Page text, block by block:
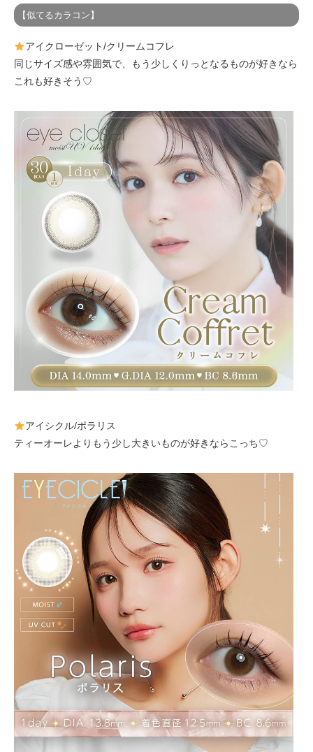
【似てるカラコン】
アイクローゼット/クリームコフレ
同じサイズ感や雰囲気で、もう少しくりっとなるものが好きなら
これも好きそう♡
アイシクル/ポラリス
ティーオーレよりもう少し大きいものが好きならこっち♡